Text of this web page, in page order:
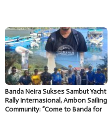
Banda Neira Sukses Sambut Yacht
Rally Internasional, Ambon Sailing
Community: “Come to Banda for